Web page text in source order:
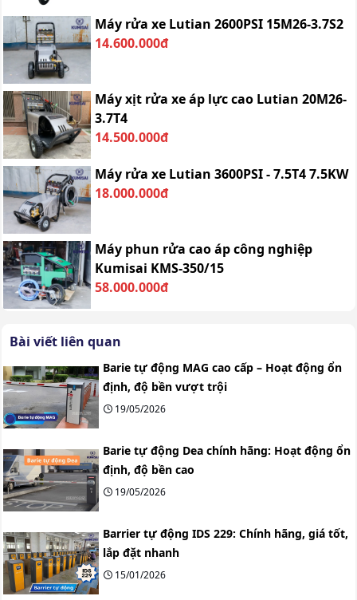
Máy rửa xe Lutian 2600PSI 15M26-3.7S2
14.600.000đ
Máy xịt rửa xe áp lực cao Lutian 20M26-
3.7T4
14.500.000đ
Máy rửa xe Lutian 3600PSI - 7.5T4 7.5KW
18.000.000đ
Máy phun rửa cao áp công nghiệp
Kumisai KMS-350/15
58.000.000đ
Bài viết liên quan
Barie tự động MAG cao cấp – Hoạt động ổn
định, độ bền vượt trội
19/05/2026
Barie tự động Dea chính hãng: Hoạt động ổn
định, độ bền cao
19/05/2026
Barrier tự động IDS 229: Chính hãng, giá tốt,
lắp đặt nhanh
15/01/2026